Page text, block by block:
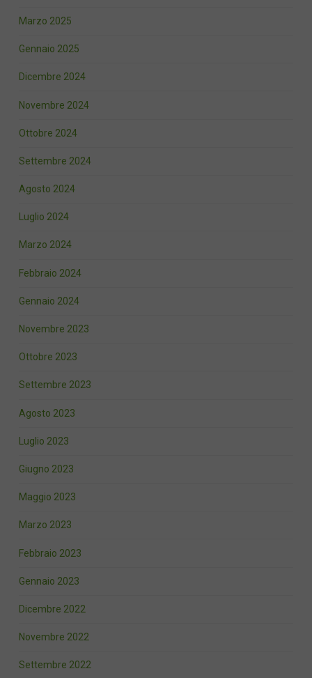
Marzo 2025
Gennaio 2025
Dicembre 2024
Novembre 2024
Ottobre 2024
Settembre 2024
Agosto 2024
Luglio 2024
Marzo 2024
Febbraio 2024
Gennaio 2024
Novembre 2023
Ottobre 2023
Settembre 2023
Agosto 2023
Luglio 2023
Giugno 2023
Maggio 2023
Marzo 2023
Febbraio 2023
Gennaio 2023
Dicembre 2022
Novembre 2022
Settembre 2022